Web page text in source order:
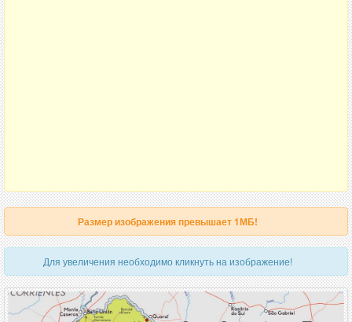
Размер изображения превышает 1МБ!
Для увеличения необходимо кликнуть на изображение!